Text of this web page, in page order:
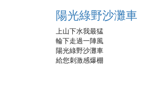
陽光綠野沙灘車
上山下水我最猛
輪下走過一陣風
陽光綠野沙灘車
給您刺激感爆棚